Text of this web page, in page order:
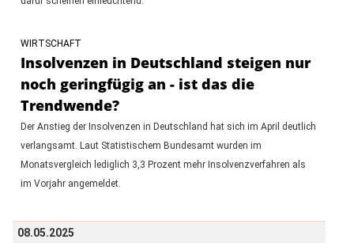
WIRTSCHAFT
Insolvenzen in Deutschland steigen nur
noch geringfügig an - ist das die
Trendwende?
Der Anstieg der Insolvenzen in Deutschland hat sich im April deutlich
verlangsamt. Laut Statistischem Bundesamt wurden im
Monatsvergleich lediglich 3,3 Prozent mehr Insolvenzverfahren als
im Vorjahr angemeldet.
08.05.2025